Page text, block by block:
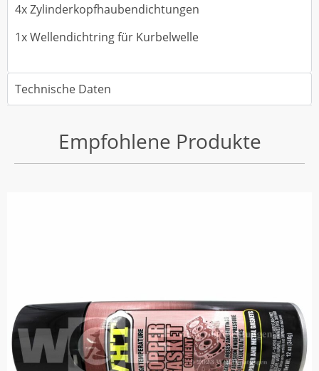
4x Zylinderkopfhaubendichtungen
1x Wellendichtring für Kurbelwelle
Technische Daten
Empfohlene Produkte